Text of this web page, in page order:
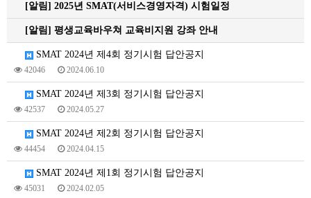
[알림] 2025년 SMAT(서비스경영자격) 시험일정
[알림] 평생교육바우쳐 교육비지원 강좌 안내
SMAT 2024년 제4회 정기시험 답안공지
42046 2024.06.10
SMAT 2024년 제3회 정기시험 답안공지
42537 2024.05.27
SMAT 2024년 제2회 정기시험 답안공지
44454 2024.04.15
SMAT 2024년 제1회 정기시험 답안공지
45031 2024.02.05